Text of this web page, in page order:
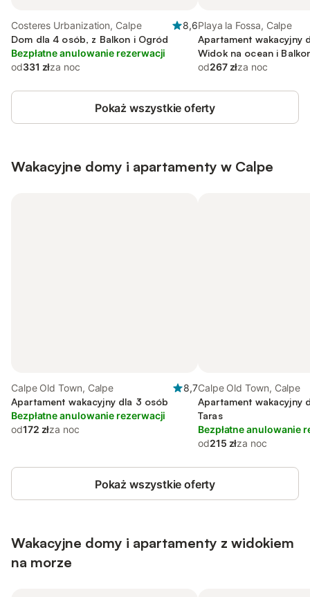
Costeres Urbanization, Calpe
8,6
Dom dla 4 osób, z Balkon i Ogród
Bezpłatne anulowanie rezerwacji
od331 złza noc
Playa la Fossa, Calpe
Apartament wakacyjny
Widok na ocean i
Basen
od267 złza noc
Pokaż wszystkie oferty
Wakacyjne domy i apartamenty w Calpe
Calpe Old Town, Calpe
8,7
Apartament wakacyjny dla 3 osób
Bezpłatne anulowanie rezerwacji
od172 złza noc
Calpe Old Town, Calpe
Apartament wakacyjny
Taras
Bezpłatne anulowanie
od215 złza noc
Pokaż wszystkie oferty
Wakacyjne domy i apartamenty z widokiem
na morze